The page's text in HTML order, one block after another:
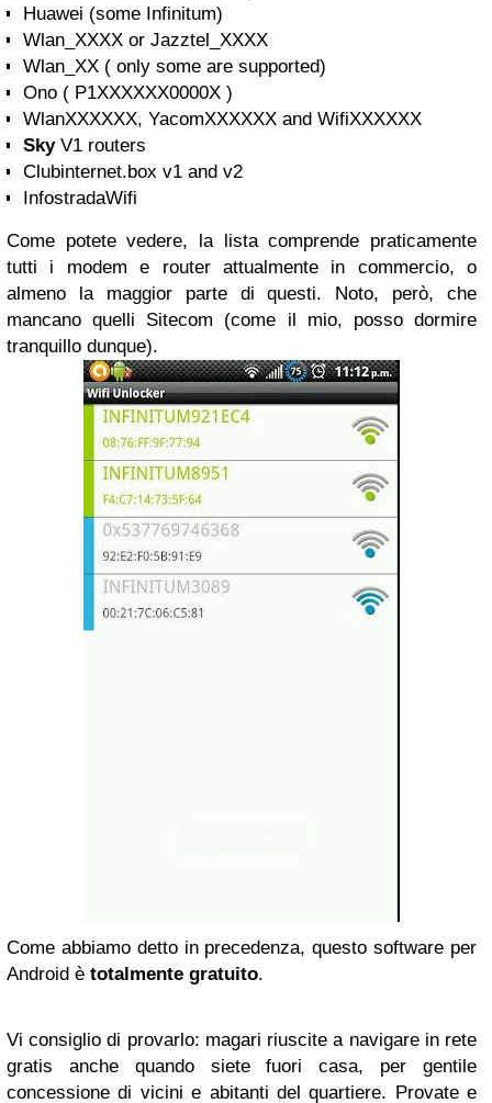
Huawei (some Infinitum)
Wlan_XXXX or Jazztel_XXXX
Wlan_XX ( only some are supported)
Ono ( P1XXXXXX0000X )
WlanXXXXXX, YacomXXXXXX and WifiXXXXXX
SkyV1 routers
Clubinternet.box v1 and v2
InfostradaWifi
Come potete vedere, la lista comprende praticamente
tutti i modem e router attualmente in commercio, o
almeno la maggior parte di questi. Noto, però, che
mancano quelli Sitecom (come il mio, posso dormire
tranquillo dunque).
Come abbiamo detto in precedenza, questo software per
Android è totalmente gratuito.
Vi consiglio di provarlo: magari riuscite a navigare in rete
gratis anche quando siete fuori casa, per gentile
concessione di vicini e abitanti del quartiere. Provate e